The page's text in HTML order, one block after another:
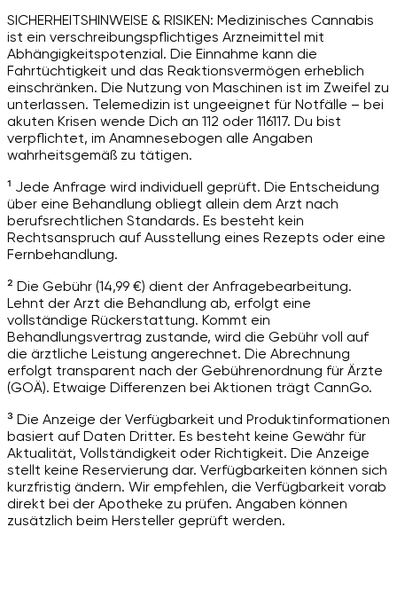
SICHERHEITSHINWEISE & RISIKEN: Medizinisches Cannabis
ist ein verschreibungspflichtiges Arzneimittel mit
Abhängigkeitspotenzial. Die Einnahme kann die
Fahrtüchtigkeit und das Reaktionsvermögen erheblich
einschränken. Die Nutzung von Maschinen ist im Zweifel zu
unterlassen. Telemedizin ist ungeeignet für Notfälle – bei
akuten Krisen wende Dich an 112 oder 116117. Du bist
verpflichtet, im Anamnesebogen alle Angaben
wahrheitsgemäß zu tätigen.
¹ Jede Anfrage wird individuell geprüft. Die Entscheidung
über eine Behandlung obliegt allein dem Arzt nach
berufsrechtlichen Standards. Es besteht kein
Rechtsanspruch auf Ausstellung eines Rezepts oder eine
Fernbehandlung.
² Die Gebühr (14,99 €) dient der Anfragebearbeitung.
Lehnt der Arzt die Behandlung ab, erfolgt eine
vollständige Rückerstattung. Kommt ein
Behandlungsvertrag zustande, wird die Gebühr voll auf
die ärztliche Leistung angerechnet. Die Abrechnung
erfolgt transparent nach der Gebührenordnung für Ärzte
(GOÄ). Etwaige Differenzen bei Aktionen trägt CannGo.
³ Die Anzeige der Verfügbarkeit und Produktinformationen
basiert auf Daten Dritter. Es besteht keine Gewähr für
Aktualität, Vollständigkeit oder Richtigkeit. Die Anzeige
stellt keine Reservierung dar. Verfügbarkeiten können sich
kurzfristig ändern. Wir empfehlen, die Verfügbarkeit vorab
direkt bei der Apotheke zu prüfen. Angaben können
zusätzlich beim Hersteller geprüft werden.